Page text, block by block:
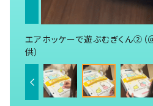
エアホッケーで遊ぶむぎくん②
供）